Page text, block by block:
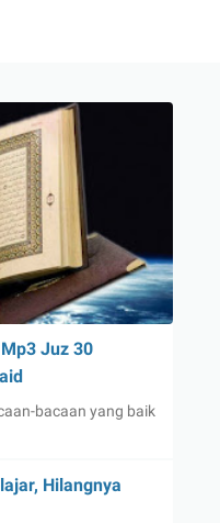
Juz 30
bacaan yang baik
Hilangnya